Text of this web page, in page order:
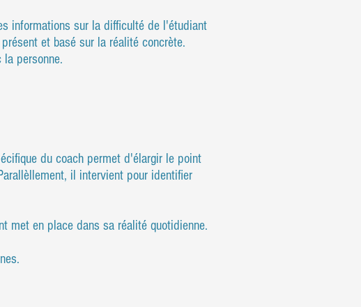
informations sur la difficulté de l'étudiant
et basé sur la réalité concrète.
personne.
du coach permet d'élargir le point
il intervient pour identifier
met en place dans sa réalité quotidienne.